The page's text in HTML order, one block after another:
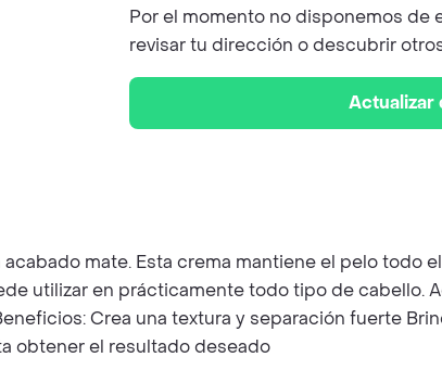
Por el momento no disponemos de
revisar tu dirección o descubrir
Actualizar
mate. Esta crema mantiene el pelo todo
utilizar en prácticamente todo tipo de cabello.
Crea una textura y separación fuerte
obtener el resultado deseado